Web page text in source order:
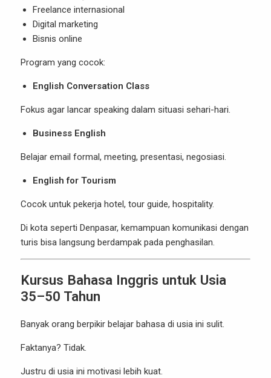
Freelance internasional
Digital marketing
Bisnis online
Program yang cocok:
English Conversation Class
Fokus agar lancar speaking dalam situasi sehari-hari.
Business English
Belajar email formal, meeting, presentasi, negosiasi.
English for Tourism
Cocok untuk pekerja hotel, tour guide, hospitality.
Di kota seperti Denpasar, kemampuan komunikasi dengan
turis bisa langsung berdampak pada penghasilan.
Kursus Bahasa Inggris untuk Usia
35–50 Tahun
Banyak orang berpikir belajar bahasa di usia ini sulit.
Faktanya? Tidak.
Justru di usia ini motivasi lebih kuat.